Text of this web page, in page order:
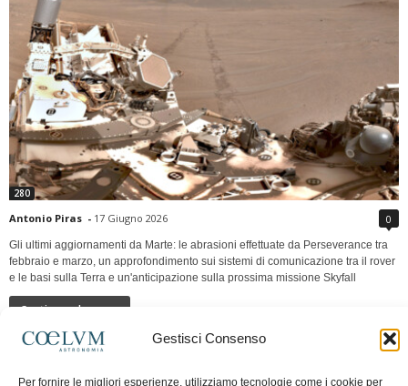
Gestisci Consenso
Per fornire le migliori esperienze, utilizziamo tecnologie come i cookie per
280
Antonio Piras - 17 Giugno 2026 0
Gli ultimi aggiornamenti da Marte: le abrasioni effettuate da Perseverance tra
febbraio e marzo, un approfondimento sui sistemi di comunicazione tra il rover
e le basi sulla Terra e un'anticipazione sulla prossima missione Skyfall
Continua a leggere